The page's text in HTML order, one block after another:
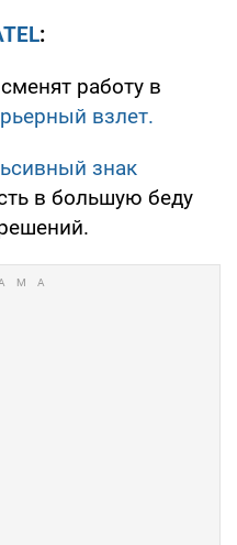
:
работу в
взлет.
знак
в большую беду